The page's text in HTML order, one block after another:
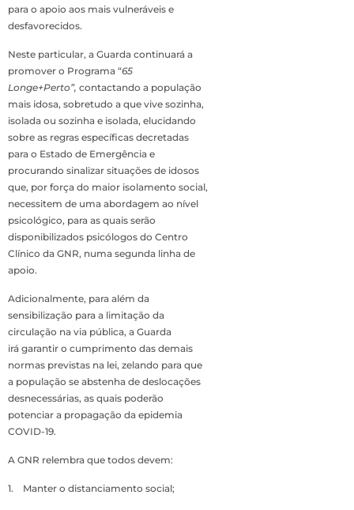
para o apoio aos mais vulneráveis e
desfavorecidos.
Neste particular, a Guarda continuará a
promover o Programa “65
Longe+Perto”, contactando a população
mais idosa, sobretudo a que vive sozinha,
isolada ou sozinha e isolada, elucidando
sobre as regras específicas decretadas
para o Estado de Emergência e
procurando sinalizar situações de idosos
que, por força do maior isolamento social,
necessitem de uma abordagem ao nível
psicológico, para as quais serão
disponibilizados psicólogos do Centro
Clínico da GNR, numa segunda linha de
apoio.
Adicionalmente, para além da
sensibilização para a limitação da
circulação na via pública, a Guarda
irá garantir o cumprimento das demais
normas previstas na lei, zelando para que
a população se abstenha de deslocações
desnecessárias, as quais poderão
potenciar a propagação da epidemia
COVID-19.
A GNR relembra que todos devem:
1. Manter o distanciamento social;